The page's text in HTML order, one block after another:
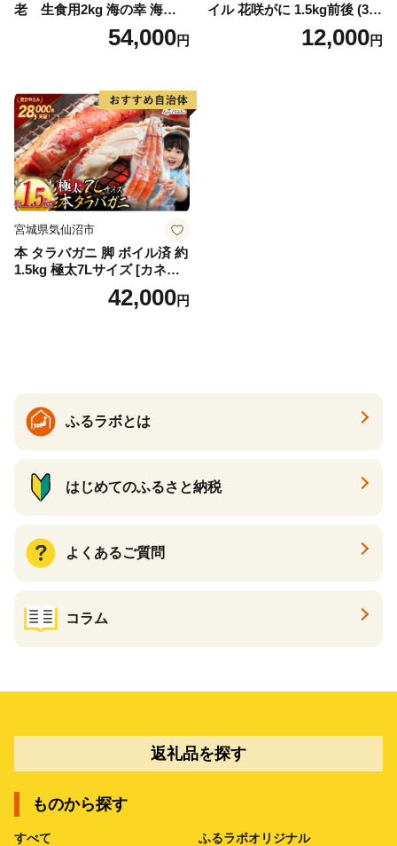
老 生食用2kg 海の幸 海鮮
車えび クルマエビ 高級食材
生食 刺身 鮮度抜群 プリプリ
り物 お歳暮 お中元
54,000円
イル 花咲がに 1.5kg前後 (3尾
～5尾入) 蟹 花咲ガニ 魚介類
魚介 [№5863-1090]12,000円
宮城県気仙沼市
本 タラバガニ 脚 ボイル済 約
1.5kg 極太7Lサイズ [カネダ
イ 宮城県 気仙沼市 2056432
6] カニ かに 蟹 たらばがに た
42,000円
ふるラボとは
はじめてのふるさと納税
よくあるご質問
コラム
返礼品を探す
ものから探す
すべて ふるラボオリジナル